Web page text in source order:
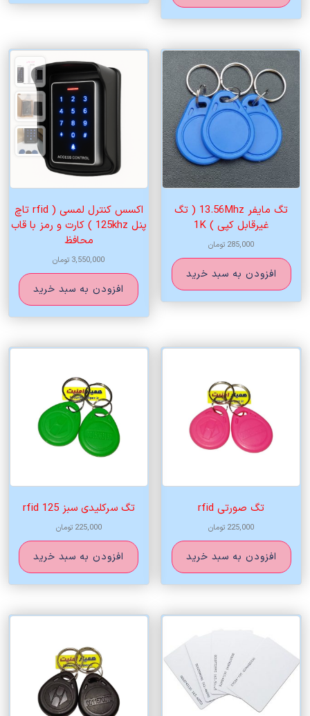
تگ مایفر 13.56Mhz ( تگ
غیرقابل کپی ) 1K
285,000 تومان
افزودن به سبد خرید
اکسس کنترل لمسی ( rfid تاچ
پنل 125khz ) کارت و رمز با قاب
محافظ
3,550,000 تومان
افزودن به سبد خرید
تگ صورتی rfid
225,000 تومان
افزودن به سبد خرید
تگ سرکلیدی سبز rfid 125
225,000 تومان
افزودن به سبد خرید